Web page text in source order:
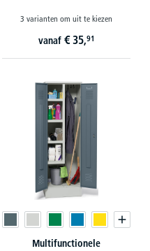
3 varianten om uit te kiezen
vanaf € 35,91
Multifunctionele